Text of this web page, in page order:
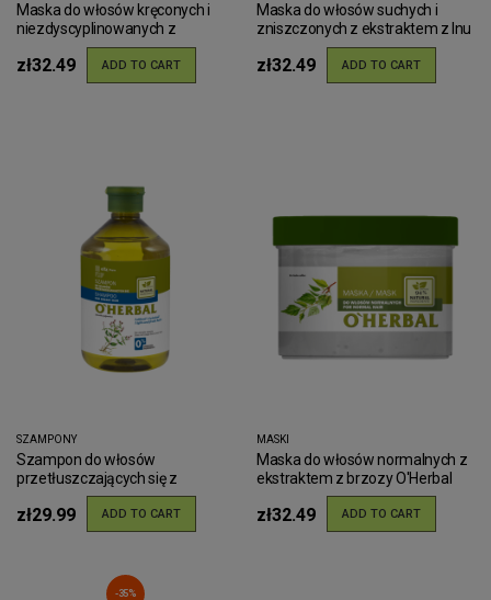
Maska do włosów kręconych i
niezdyscyplinowanych z
ekstraktem z chmielu O'Herbal
500ml
zł32.49 ADD TO CART
Maska do włosów suchych i
zniszczonych z ekstraktem z lnu
O'Herbal 500ml
zł32.49 ADD TO CART
SZAMPONY
Szampon do włosów
przetłuszczających się z
ekstraktem z mięty O'Herbal
500ml
zł29.99 ADD TO CART
MASKI
Maska do włosów normalnych z
ekstraktem z brzozy O'Herbal
zł32.49 ADD TO CART
-35%